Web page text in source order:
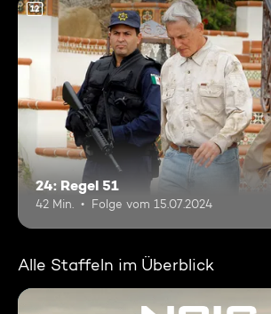
12
24: Regel 51
42 Min. Folge vom 15.07.2024
Alle Staffeln im Überblick